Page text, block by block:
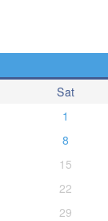
Sat
1
8
15
22
29